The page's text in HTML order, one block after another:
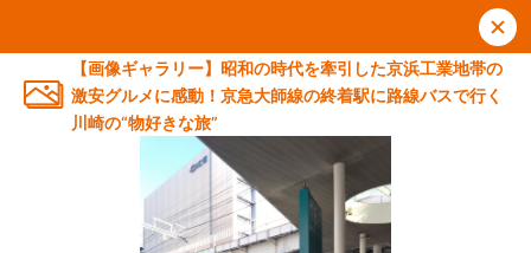
【画像ギャラリー】昭和の時代を牽引した京浜工業地帯の
激安グルメに感動！京急大師線の終着駅に路線バスで行く
川崎の“物好きな旅”